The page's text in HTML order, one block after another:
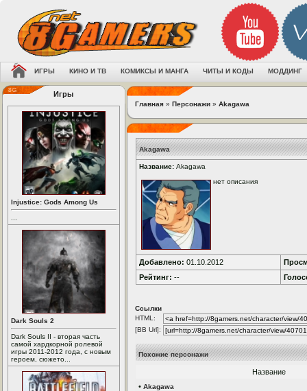
ИГРЫ КИНО И ТВ КОМИКСЫ И МАНГА ЧИТЫ И КОДЫ МОДДИНГ
Игры
Injustice: Gods Among Us
Dark Souls 2
Dark Souls II - вторая часть
самой хардкорной ролевой
игры 2011-2012 года, с новым
героем, сюжето...
Главная » Персонажи » Akagawa
Akagawa
Название: Akagawa
нет описания
Добавлено: 01.10.2012
Рейтинг: --
Ссылки
HTML:
[BB Url]:
Похожие персонажи
Название
• Akagawa